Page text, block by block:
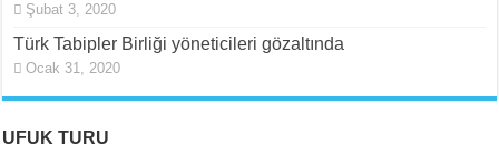
Şubat 3, 2020
Türk Tabipler Birliği yöneticileri gözaltında
Ocak 31, 2020
UFUK TURU